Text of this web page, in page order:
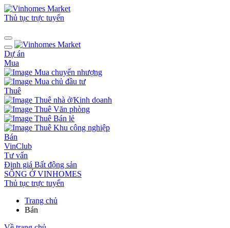
Thủ tục trực tuyến
Dự án
Mua
Mua chuyển nhượng
Mua chủ đầu tư
Thuê
Thuê nhà ở/Kinh doanh
Thuê Văn phòng
Thuê Bán lẻ
Thuê Khu công nghiệp
Bán
VinClub
Tư vấn
Định giá Bất động sản
SỐNG Ở VINHOMES
Thủ tục trực tuyến
Trang chủ
Bán